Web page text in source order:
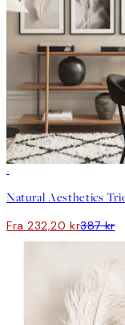
Fra 232,20 kr387 kr